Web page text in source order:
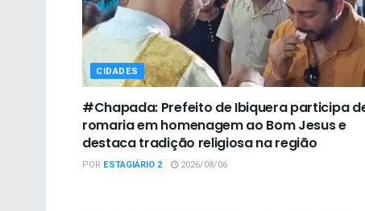
CIDADES
#Chapada: Prefeito de Ibiquera participa
romaria em homenagem ao Bom Jesus e
destaca tradição religiosa na região
POR ESTAGIÁRIO 2 2026/08/06